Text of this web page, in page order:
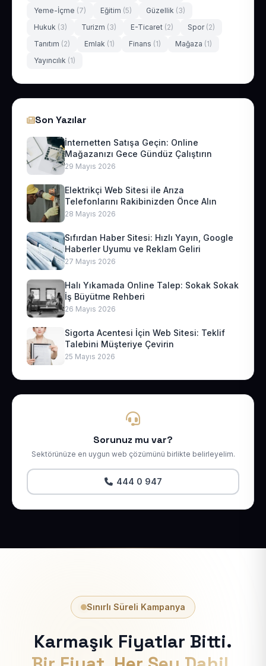
Yeme-İçme (7) Eğitim (5) Güzellik (3)
Hukuk (3) Turizm (3) E-Ticaret (2) Spor (2)
Tanıtım (2) Emlak (1) Finans (1) Mağaza (1)
Yayıncılık (1)
Son Yazılar
İnternetten Satışa Geçin: Online
Mağazanızı Gece Gündüz Çalıştırın
29 Mayıs 2026
Elektrikçi Web Sitesi ile Arıza
Telefonlarını Rakibinizden Önce Alın
28 Mayıs 2026
Sıfırdan Haber Sitesi: Hızlı Yayın, Google
Haberler Uyumu ve Reklam Geliri
27 Mayıs 2026
Halı Yıkamada Online Talep: Sokak Sokak
İş Büyütme Rehberi
26 Mayıs 2026
Sigorta Acentesi İçin Web Sitesi: Teklif
Talebini Müşteriye Çevirin
25 Mayıs 2026
Sorunuz mu var?
Sektörünüze en uygun web çözümünü birlikte belirleyelim.
444 0 947
Sınırlı Süreli Kampanya
Karmaşık Fiyatlar Bitti.